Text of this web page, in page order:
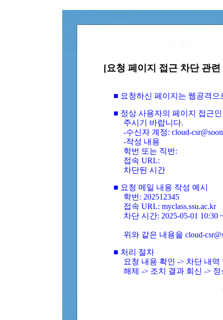
[요청 페이지 접근 차단 관
■ 요청하신 페이지는 웹공격
■ 정상 사용자의 페이지 접근
주시기 바랍니다.
-수신자 계정: cloud-
-작성 내용
학번 또는 직번:
접속 URL:
차단된 시간
■ 요청 메일 내용 작성 예시
학번: 202512345
접속 URL: myclass.ssu.ac.kr
차단 시간: 2025-05-01 10:30
위와 같은 내용을 cloud-
■ 처리 절차
요청 내용 확인 -> 차단 내
해제 -> 조치 결과 회신 ->